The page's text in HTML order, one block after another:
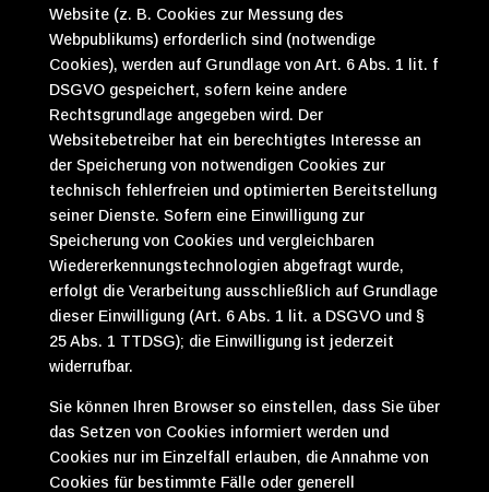
Website (z. B. Cookies zur Messung des
Webpublikums) erforderlich sind (notwendige
Cookies), werden auf Grundlage von Art. 6 Abs. 1 lit. f
DSGVO gespeichert, sofern keine andere
Rechtsgrundlage angegeben wird. Der
Websitebetreiber hat ein berechtigtes Interesse an
der Speicherung von notwendigen Cookies zur
technisch fehlerfreien und optimierten Bereitstellung
seiner Dienste. Sofern eine Einwilligung zur
Speicherung von Cookies und vergleichbaren
Wiedererkennungstechnologien abgefragt wurde,
erfolgt die Verarbeitung ausschließlich auf Grundlage
dieser Einwilligung (Art. 6 Abs. 1 lit. a DSGVO und §
25 Abs. 1 TTDSG); die Einwilligung ist jederzeit
widerrufbar.
Sie können Ihren Browser so einstellen, dass Sie über
das Setzen von Cookies informiert werden und
Cookies nur im Einzelfall erlauben, die Annahme von
Cookies für bestimmte Fälle oder generell